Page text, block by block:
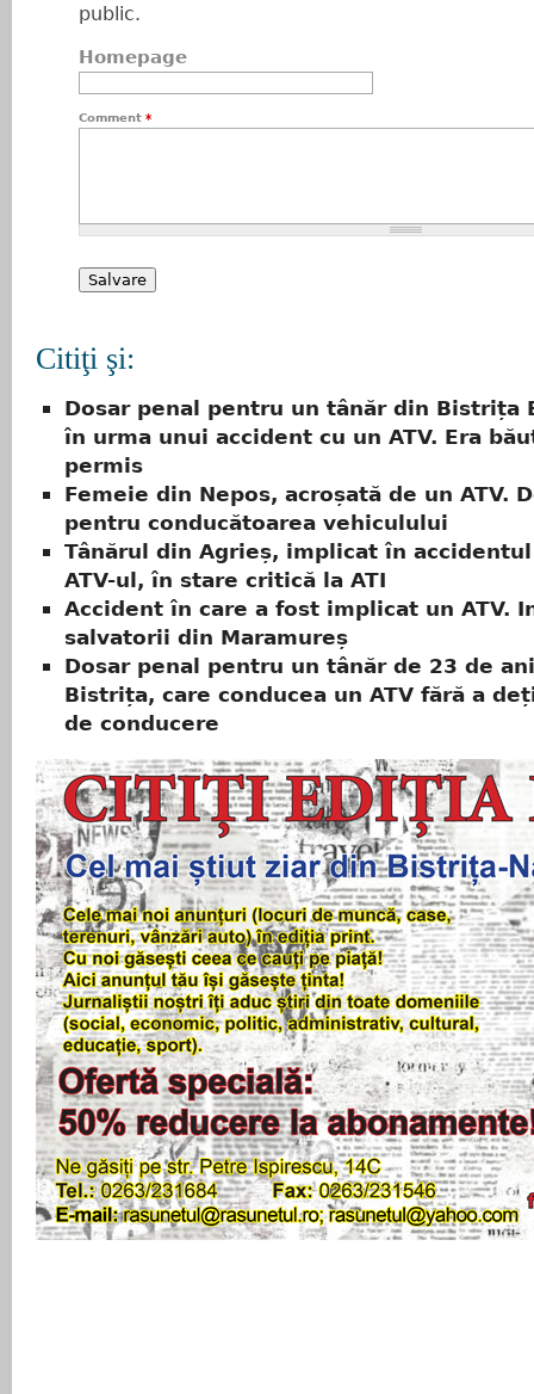
public.
Homepage
Comment *
Citiţi şi:
Dosar penal pentru un tânăr din Bistrița
în urma unui accident cu un ATV. Era
permis
Femeie din Nepos, acroșată de un ATV.
pentru conducătoarea vehiculului
Tânărul din Agrieș, implicat în
ATV-ul, în stare critică la ATI
Accident în care a fost implicat un ATV.
salvatorii din Maramureș
Dosar penal pentru un tânăr de 23 de
Bistrița, care conducea un ATV fără a
de conducere